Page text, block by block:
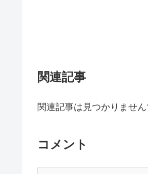
関連記事
関連記事は見つかりません
コメント